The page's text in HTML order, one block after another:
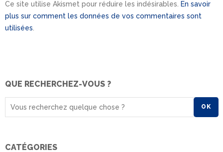
Ce site utilise Akismet pour réduire les indésirables.
En savoir
plus sur comment les données de vos commentaires sont
utilisées
QUE RECHERCHEZ-VOUS ?
OK
CATÉGORIES